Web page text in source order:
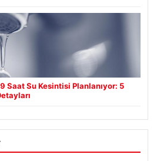
Saat Su Kesintisi Planlanıyor: 5